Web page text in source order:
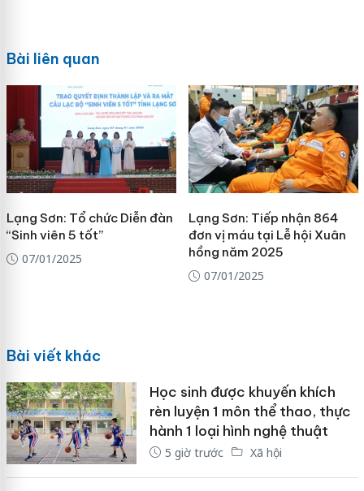
Bài liên quan
Lạng Sơn: Tổ chức Diễn đàn
“Sinh viên 5 tốt”
07/01/2025
Lạng Sơn: Tiếp nhận 864
đơn vị máu tại Lễ hội Xuân
hồng năm 2025
07/01/2025
Bài viết khác
Học sinh được khuyến khích
rèn luyện 1 môn thể thao, thực
hành 1 loại hình nghệ thuật
5 giờ trước Xã hội